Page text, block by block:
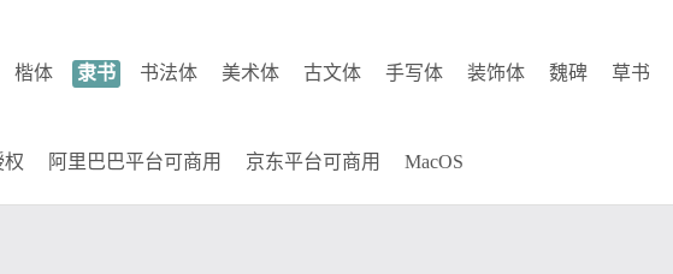
楷体 隶书 书法体 美术体 古文体 手写体 装饰体 魏碑 草书
权 阿里巴巴平台可商用 京东平台可商用 MacOS